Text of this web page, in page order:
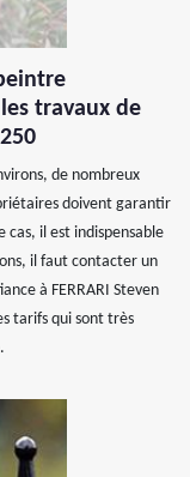
travaux de
de nombreux
doivent garantir
cas, il est indispensable
il faut contacter un
à FERRARI Steven
tarifs qui sont très